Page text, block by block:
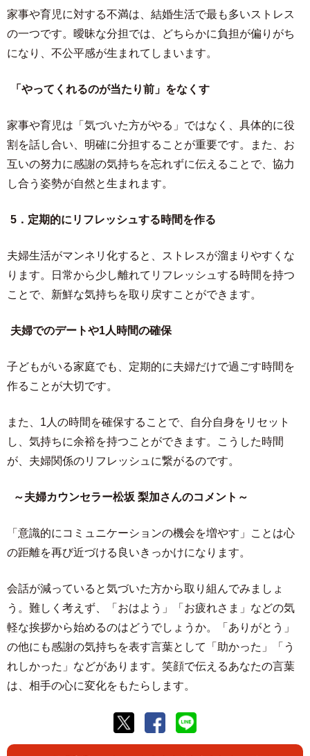
家事や育児に対する不満は、結婚生活で最も多いストレス
の一つです。曖昧な分担では、どちらかに負担が偏りがち
になり、不公平感が生まれてしまいます。
「やってくれるのが当たり前」をなくす
家事や育児は「気づいた方がやる」ではなく、具体的に役
割を話し合い、明確に分担することが重要です。また、お
互いの努力に感謝の気持ちを忘れずに伝えることで、協力
し合う姿勢が自然と生まれます。
5．定期的にリフレッシュする時間を作る
夫婦生活がマンネリ化すると、ストレスが溜まりやすくな
ります。日常から少し離れてリフレッシュする時間を持つ
ことで、新鮮な気持ちを取り戻すことができます。
夫婦でのデートや1人時間の確保
子どもがいる家庭でも、定期的に夫婦だけで過ごす時間を
作ることが大切です。
また、1人の時間を確保することで、自分自身をリセット
し、気持ちに余裕を持つことができます。こうした時間
が、夫婦関係のリフレッシュに繋がるのです。
～夫婦カウンセラー松坂 梨加さんのコメント～
「意識的にコミュニケーションの機会を増やす」ことは心
の距離を再び近づける良いきっかけになります。
会話が減っていると気づいた方から取り組んでみましょ
う。難しく考えず、「おはよう」「お疲れさま」などの気
軽な挨拶から始めるのはどうでしょうか。「ありがとう」
の他にも感謝の気持ちを表す言葉として「助かった」「う
れしかった」などがあります。笑顔で伝えるあなたの言葉
は、相手の心に変化をもたらします。